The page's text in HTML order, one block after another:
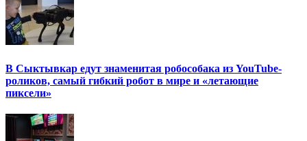
В Сыктывкар едут знаменитая робособака из YouTube-
роликов, самый гибкий робот в мире и «летающие
пиксели»